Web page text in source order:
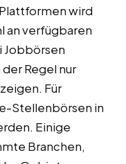
wird
an verfügbaren
Jobbörsen
Regel nur
Für
Stellenbörsen in
Einige
Branchen,